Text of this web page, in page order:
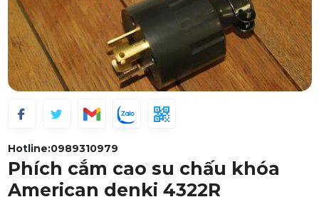
Hotline:0989310979
Phích cắm cao su chấu khóa
American denki 4322R